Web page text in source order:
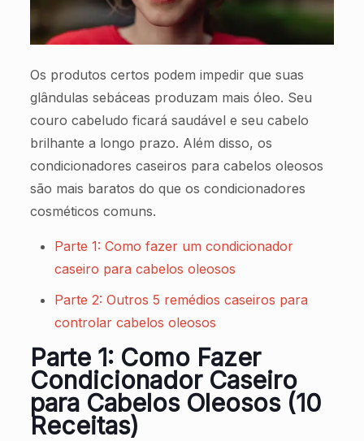
Os produtos certos podem impedir que suas
glândulas sebáceas produzam mais óleo. Seu
couro cabeludo ficará saudável e seu cabelo
brilhante a longo prazo. Além disso, os
condicionadores caseiros para cabelos oleosos
são mais baratos do que os condicionadores
cosméticos comuns.
Parte 1: Como fazer um condicionador
caseiro para cabelos oleosos
Parte 2: Outros 5 remédios caseiros para
controlar cabelos oleosos
Parte 1: Como Fazer
Condicionador Caseiro
para Cabelos Oleosos (10
Receitas)